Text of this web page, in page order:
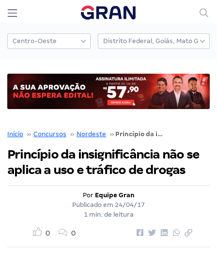
Início ›› Concursos ›› Nordeste ›› Princípio da insignificância não se aplica a uso e tráfico de drogas
Princípio da insignificância não se
aplica a uso e tráfico de drogas
Por Equipe Gran
Publicado em 24/04/17
1 min. de leitura
0 0